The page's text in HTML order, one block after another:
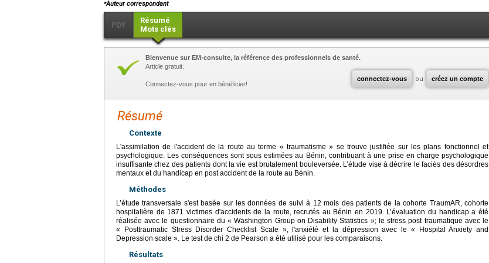
Auteur correspondant
PDF
Résumé
Mots clés
connectez-vous ou créez un compte
Bienvenue sur EM-consulte, la référence des professionnels de santé.
Article gratuit.
Connectez-vous pour en bénéficier!
Résumé
Contexte
L'assimilation de l'accident de la route au terme « traumatisme » se trouve justifiée sur les plans fonctionnel et
psychologique. Les conséquences sont sous estimées au Bénin, contribuant à une prise en charge psychologique
insuffisante chez des patients dont la vie est brutalement bouleversée. L’étude vise à décrire le faciès des désordres
mentaux et du handicap en post accident de la route au Bénin.
Méthodes
L’étude transversale s'est basée sur les données de suivi à 12 mois des patients de la cohorte TraumAR, cohorte
hospitalière de 1871 victimes d'accidents de la route, recrutés au Bénin en 2019. L’évaluation du handicap a été
réalisée avec le questionnaire du « Washington Group on Disability Statistics »; le stress post traumatique avec le
« Posttraumatic Stress Disorder Checklist Scale », l'anxiété et la dépression avec le « Hospital Anxiety and
Depression scale ». Le test de chi 2 de Pearson a été utilisé pour les comparaisons.
Résultats